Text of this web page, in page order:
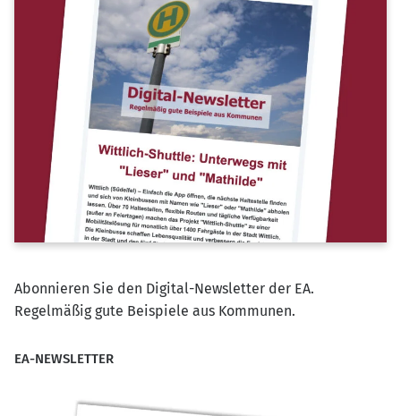
Abonnieren Sie den Digital-Newsletter der EA.
Regelmäßig gute Beispiele aus Kommunen.
EA-NEWSLETTER